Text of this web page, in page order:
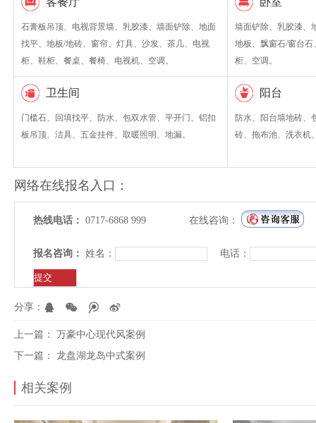
石膏板吊顶、电视背景墙、乳胶漆、墙面铲除、地面
找平、地板/地砖、窗帘、灯具、沙发、茶几、电视
柜、鞋柜、餐桌、餐椅、电视机、空调。
墙面铲除、乳胶漆、
地板、飘窗石/窗台
柜、空调。
卫生间
门槛石、回填找平、防水、包双水管、平开门、铝扣
板吊顶、洁具、五金挂件、取暖照明、地漏。
阳台
防水、阳台墙地砖、
砖、拖布池、洗衣机
网络在线报名入口：
热线电话： 0717-6868 999 在线咨询：
报名咨询： 姓名： 电话：
分享：
上一篇： 万豪中心现代风案例
下一篇： 龙盘湖龙岛中式案例
相关案例